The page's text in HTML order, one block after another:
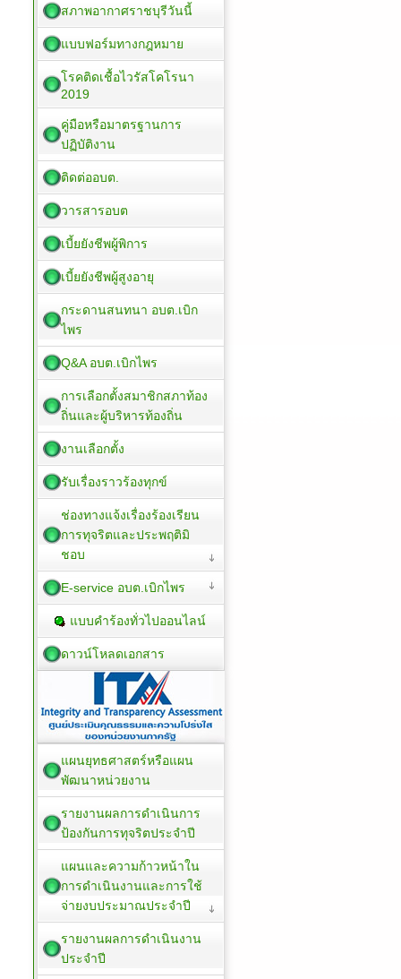
สภาพอากาศราชบุรีวันนี้
แบบฟอร์มทางกฎหมาย
โรคติดเชื้อไวรัสโคโรนา
2019
คู่มือหรือมาตรฐานการ
ปฏิบัติงาน
ติดต่ออบต.
วารสารอบต
เบี้ยยังชีพผู้พิการ
เบี้ยยังชีพผู้สูงอายุ
กระดานสนทนา อบต.เบิก
ไพร
Q&A อบต.เบิกไพร
การเลือกตั้งสมาชิกสภาท้อง
ถิ่นและผู้บริหารท้องถิ่น
งานเลือกตั้ง
รับเรื่องราวร้องทุกข์
ช่องทางแจ้งเรื่องร้องเรียน
การทุจริตและประพฤติมิ
ชอบ
E-service อบต.เบิกไพร
แบบคำร้องทั่วไปออนไลน์
ดาวน์โหลดเอกสาร
แผนยุทธศาสตร์หรือแผน
พัฒนาหน่วยงาน
รายงานผลการดำเนินการ
ป้องกันการทุจริตประจำปี
แผนและความก้าวหน้าใน
การดำเนินงานและการใช้
จ่ายงบประมาณประจำปี
รายงานผลการดำเนินงาน
ประจำปี